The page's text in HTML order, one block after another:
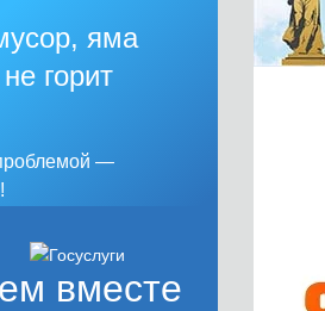
вместе
яма
горит
—
проблеме